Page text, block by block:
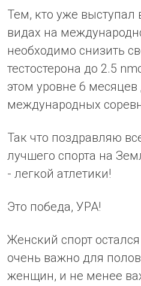
Тем, кто уже
видах на
необходимо снизить
тестостерона до 2.5
этом уровне 6
международных
Так что поздравляю
лучшего спорта на
- легкой атлетики!
Это победа, УРА!
Женский спорт
очень важно для
женщин, и не менее